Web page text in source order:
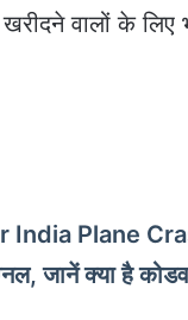
वालों के लिए
Plane
जानें क्या है